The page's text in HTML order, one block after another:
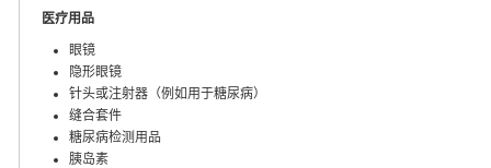
医疗用品
眼镜
隐形眼镜
针头或注射器（例如用于糖尿病）
缝合套件
糖尿病检测用品
胰岛素